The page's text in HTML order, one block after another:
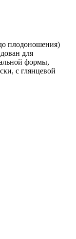
плодоношения)
для
формы,
с глянцевой